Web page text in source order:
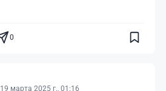
0
19 марта 2025 г., 01:16